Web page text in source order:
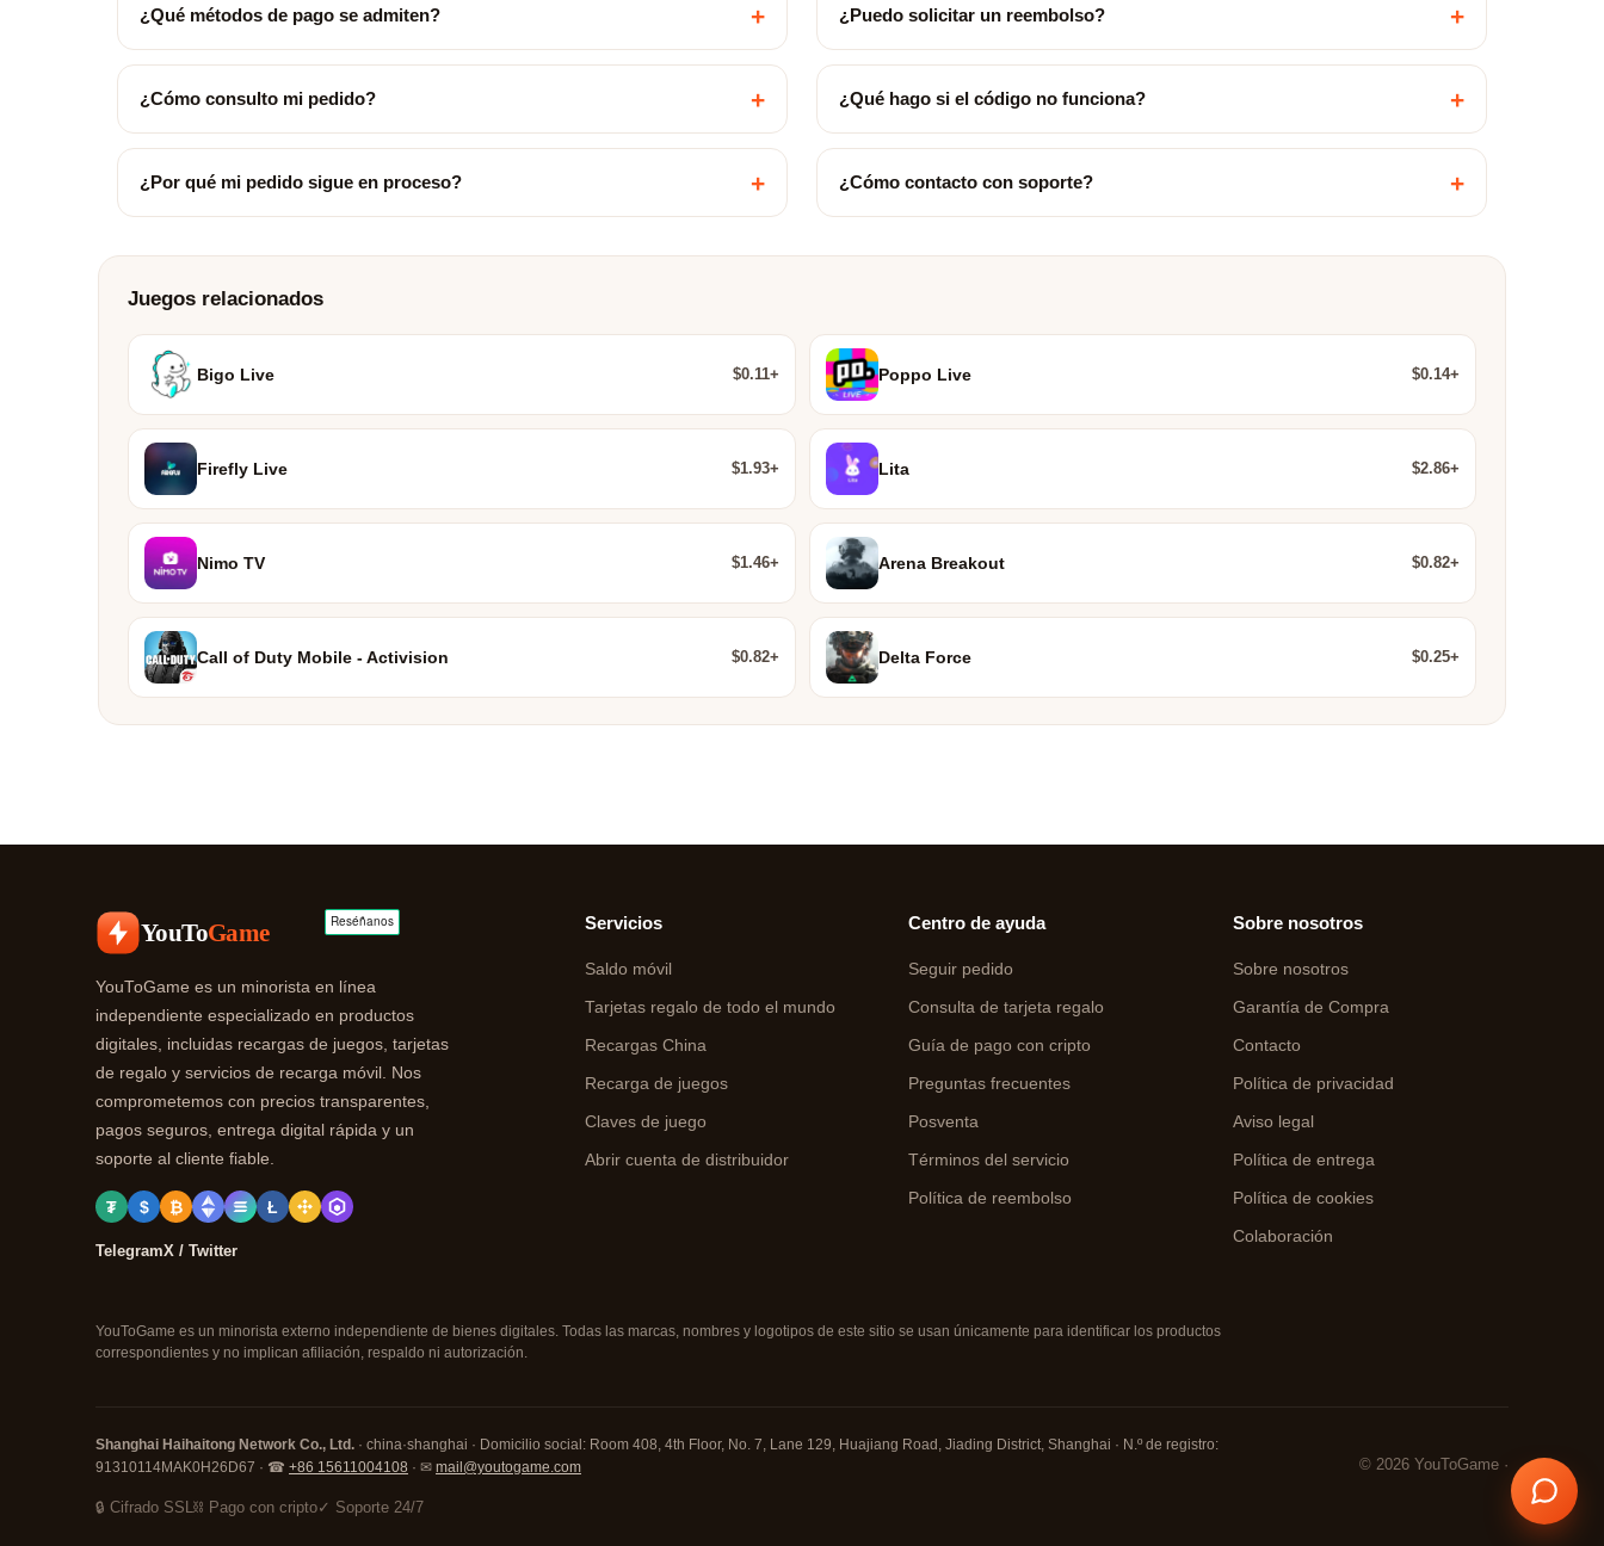
¿Qué métodos de pago se admiten? + ¿Puedo solicitar un reembolso? +
¿Cómo consulto mi pedido? + ¿Qué hago si el código no funciona? +
¿Por qué mi pedido sigue en proceso? + ¿Cómo contacto con soporte? +
Juegos relacionados
Bigo Live $0.11+ Poppo Live $0.14+
Firefly Live $1.93+ Lita $2.86+
Nimo TV $1.46+ Arena Breakout $0.82+
Call of Duty Mobile - Activision $0.82+ Delta Force $0.25+
YouToGame
YouToGame es un minorista en línea
independiente especializado en productos
digitales, incluidas recargas de juegos, tarjetas
de regalo y servicios de recarga móvil. Nos
comprometemos con precios transparentes,
pagos seguros, entrega digital rápida y un
soporte al cliente fiable.
₮ $ ₿ Ł
TelegramX / Twitter
Servicios
Saldo móvil
Tarjetas regalo de todo el mundo
Recargas China
Recarga de juegos
Claves de juego
Abrir cuenta de distribuidor
Centro de ayuda
Seguir pedido
Consulta de tarjeta regalo
Guía de pago con cripto
Preguntas frecuentes
Posventa
Términos del servicio
Política de reembolso
Sobre nosotros
Sobre nosotros
Garantía de Compra
Contacto
Política de privacidad
Aviso legal
Política de entrega
Política de cookies
Colaboración
YouToGame es un minorista externo independiente de bienes digitales. Todas las marcas, nombres y logotipos de este sitio se usan únicamente para identificar los productos
correspondientes y no implican afiliación, respaldo ni autorización.
Shanghai Haihaitong Network Co., Ltd. · china·shanghai · Domicilio social: Room 408, 4th Floor, No. 7, Lane 129, Huajiang Road, Jiading District, Shanghai · N.º de registro:
91310114MAK0H26D67 · ☎ +86 15611004108 · ✉ mail@youtogame.com © 2026 YouToGame ·
🔒 Cifrado SSL⛓ Pago con cripto✓ Soporte 24/7